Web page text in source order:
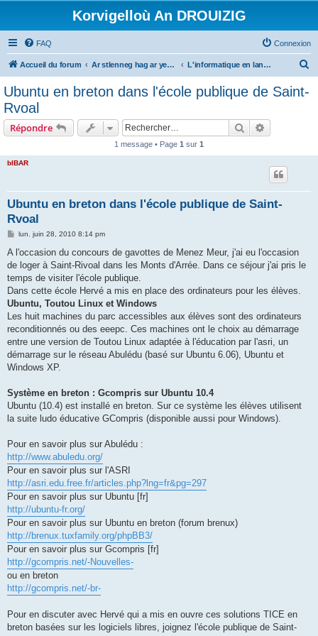
Korvigelloù An DROUIZIG
FAQ Connexion
Accueil du forum Ar stlenneg hag ar yezhoù bihan er bed a-bezh L'informatique en langues régionales et minoritaires
Ubuntu en breton dans l'école publique de Saint-
Rvoal
Répondre Rechercher
1 message • Page 1 sur 1
bIBAR
Ubuntu en breton dans l'école publique de Saint-
Rvoal
M
s
a
g
lun. juin 28, 2010 8:14 pm
A l'occasion du concours de gavottes de Menez Meur, j'ai eu l'occasion
de loger à Saint-Rivoal dans les Monts d'Arrée. Dans ce séjour j'ai pris le
temps de visiter l'école publique.
Dans cette école Hervé a mis en place des ordinateurs pour les élèves.
Ubuntu, Toutou Linux et Windows
Les huit machines du parc accessibles aux élèves sont des ordinateurs
reconditionnés ou des eeepc. Ces machines ont le choix au démarrage
entre une version de Toutou Linux adaptée à l'éducation par l'asri, un
démarrage sur le réseau Abulédu (basé sur Ubuntu 6.06), Ubuntu et
Windows XP.
Système en breton : Gcompris sur Ubuntu 10.4
Ubuntu (10.4) est installé en breton. Sur ce système les élèves utilisent
la suite ludo éducative GCompris (disponible aussi pour Windows).
Pour en savoir plus sur Abulédu :
http://www.abuledu.org/
Pour en savoir plus sur l'ASRI
http://asri.edu.free.fr/articles.php?lng=fr&pg=297
Pour en savoir plus sur Ubuntu [fr]
http://ubuntu-fr.org/
Pour en savoir plus sur Ubuntu en breton (forum brenux)
http://brenux.tuxfamily.org/phpBB3/
Pour en savoir plus sur Gcompris [fr]
http://gcompris.net/-Nouvelles-
ou en breton
http://gcompris.net/-br-
Pour en discuter avec Hervé qui a mis en ouvre ces solutions TICE en
breton basées sur les logiciels libres, joignez l'école publique de Saint-